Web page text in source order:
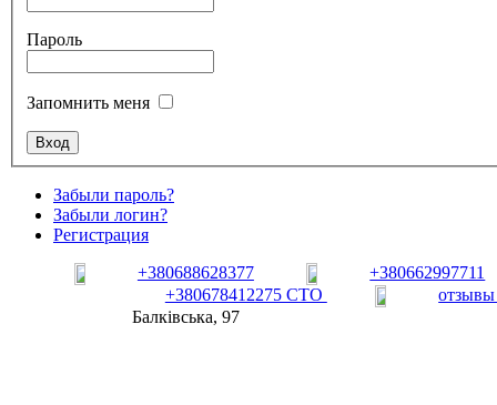
Пароль
Запомнить меня
Забыли пароль?
Забыли логин?
Регистрация
+380688628377
+380662997711
+380678412275 СТО
Балківська, 97